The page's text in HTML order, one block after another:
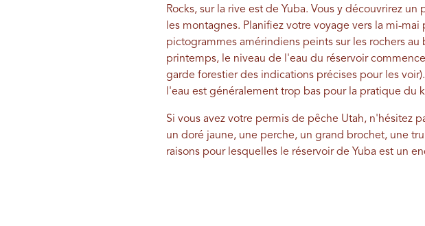
Rocks, sur la rive est de Yuba. Vous y découvrirez
les montagnes. Planifiez votre voyage vers la mi-
pictogrammes amérindiens peints sur les rochers
printemps, le niveau de l'eau du réservoir
garde forestier des indications précises pour les
l'eau est généralement trop bas pour la pratique du
Si vous avez votre permis de pêche Utah, n'hésitez
un doré jaune, une perche, un grand brochet, une
raisons pour lesquelles le réservoir de Yuba est un